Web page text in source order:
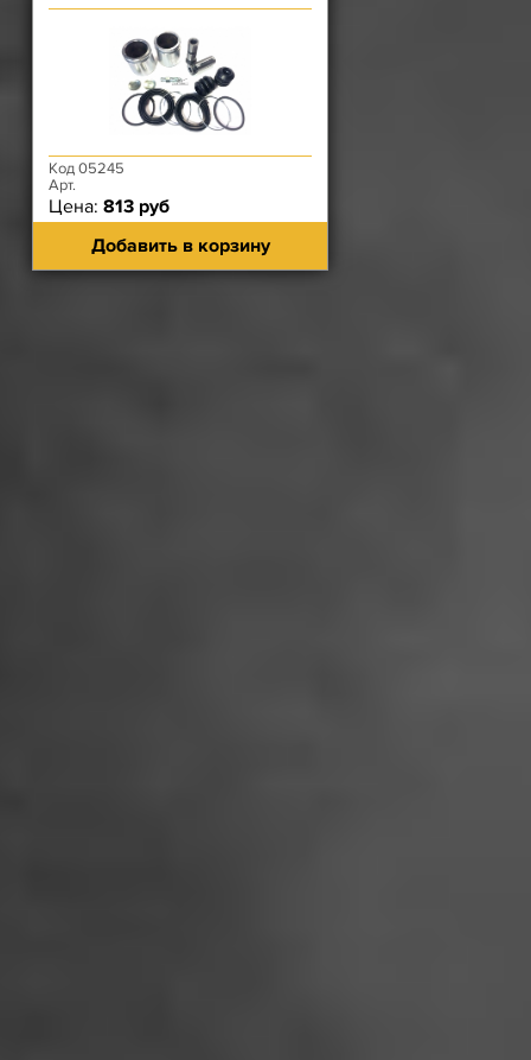
Код 05245
Арт.
Цена: 813 руб
Добавить в корзину